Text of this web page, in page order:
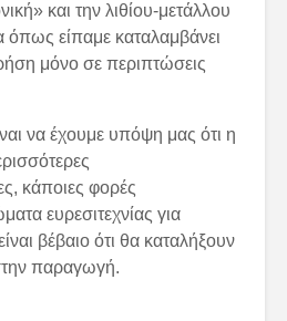
και την λιθίου-μετάλλου
είπαμε καταλαμβάνει
μόνο σε περιπτώσεις
να έχουμε υπόψη μας ότι η
κάποιες φορές
ευρεσιτεχνίας για
βέβαιο ότι θα καταλήξουν
παραγωγή.